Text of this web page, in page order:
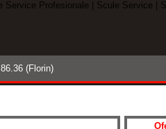
Verificati
(Florin)